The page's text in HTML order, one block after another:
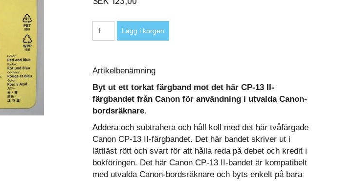
Artikelbenämning
Byt ut ett torkat färgband mot det här CP-13 II-
färgbandet från Canon för användning i utvalda Canon-
bordsräknare.
Addera och subtrahera och håll koll med det här tvåfärgade
Canon CP-13 II-färgbandet. Det här bandet skriver ut i
lättläst rött och svart för att hålla reda på debet och kredit i
bokföringen. Det här Canon CP-13 II-bandet är kompatibelt
med utvalda Canon-bordsräknare och byts enkelt på bara